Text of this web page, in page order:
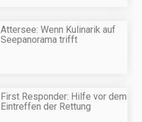
Attersee: Wenn Kulinarik auf
Seepanorama trifft
First Responder: Hilfe vor dem
Eintreffen der Rettung